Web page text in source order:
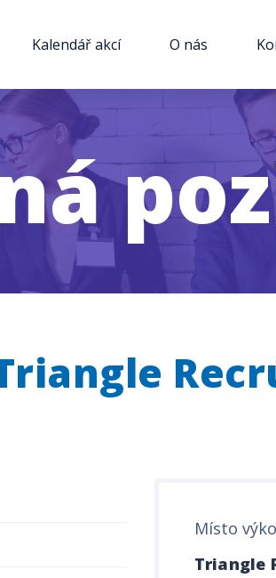
Kalendář akcí O nás
Místo
Triangle